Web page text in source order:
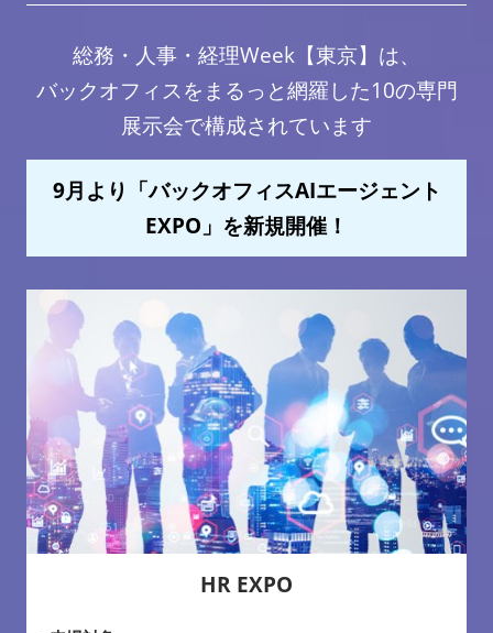
総務・人事・経理Week【東京】は、
バックオフィスをまるっと網羅した10の専門
展示会で構成されています
9月より「バックオフィスAIエージェント
EXPO」を新規開催！
HR EXPO